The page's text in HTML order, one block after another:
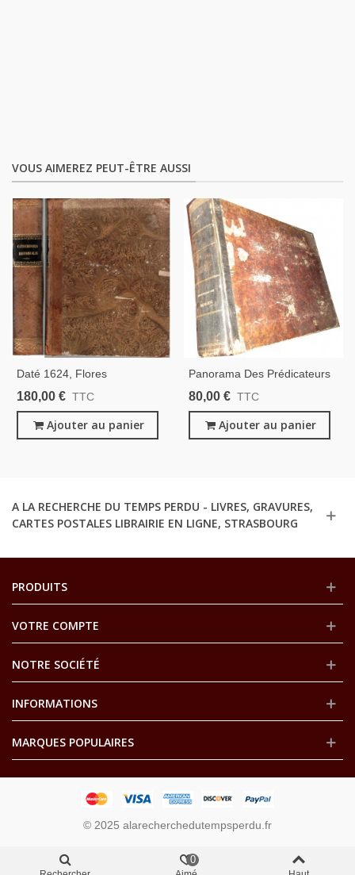
VOUS AIMEREZ PEUT-ÊTRE AUSSI
Daté 1624, Flores
Exemplorum, Catechismus
Fleurs Des Exemples Ou
Catéchisme Historial, XVIIe S.
180,00 € TTC
Ajouter au panier
Panorama Des Prédicateurs
Ou Répertoire Pour
Composition Du Sermon,
Abbé Martin, 1860 - Liturgie,
80,00 € TTC
Ajouter au panier
A LA RECHERCHE DU TEMPS PERDU - LIVRES, GRAVURES,
CARTES POSTALES LIBRAIRIE EN LIGNE, STRASBOURG
PRODUITS
VOTRE COMPTE
NOTRE SOCIÉTÉ
INFORMATIONS
MARQUES POPULAIRES
© 2025 alarecherchedutempsperdu.fr
0